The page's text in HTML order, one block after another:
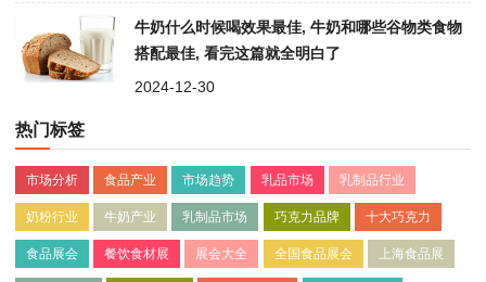
牛奶什么时候喝效果最佳, 牛奶和哪些谷物类食物
搭配最佳, 看完这篇就全明白了
2024-12-30
热门标签
市场分析 食品产业 市场趋势 乳品市场 乳制品行业
奶粉行业 牛奶产业 乳制品市场 巧克力品牌 十大巧克力
食品展会 餐饮食材展 展会大全 全国食品展会 上海食品展